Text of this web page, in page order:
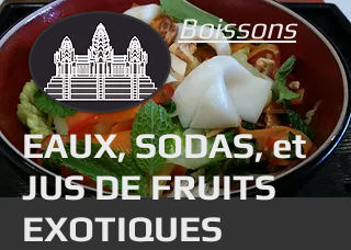
Boissons
EAUX, SODAS, et
JUS DE FRUITS
EXOTIQUES